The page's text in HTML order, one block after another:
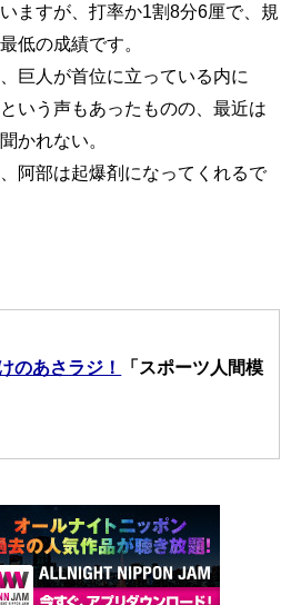
ますが、打率か1割8分6厘で、規
低の成績です。
巨人が首位に立っている内に
いう声もあったものの、最近は
かれない。
阿部は起爆剤になってくれるで
のあさラジ！
「スポーツ人間模